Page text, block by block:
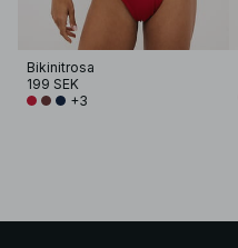
Bikinitrosa
199 SEK
+3